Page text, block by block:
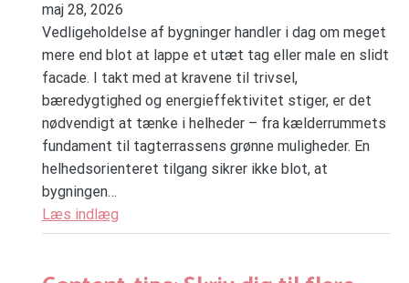
maj 28, 2026
Vedligeholdelse af bygninger handler i dag om meget
mere end blot at lappe et utæt tag eller male en slidt
facade. I takt med at kravene til trivsel,
bæredygtighed og energieffektivitet stiger, er det
nødvendigt at tænke i helheder – fra kælderrummets
fundament til tagterrassens grønne muligheder. En
helhedsorienteret tilgang sikrer ikke blot, at
bygningen…
Læs indlæg